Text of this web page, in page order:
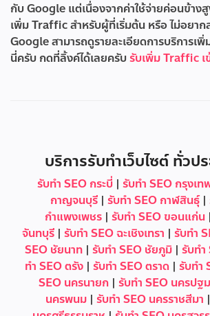
กับ Google แต่เนื่องจากค่าใช้จ่ายค่อนข้างสู
เพิ่ม Traffic สำหรับผู้ที่เริ่มต้น หรือ ไม่อยา
Google สามารถดูรายละเอียดการบริการเ
นี่ครับ กดที่ลิ้งค์ได้เลยครับรับเพิ่ม Traffic เ
บริการรับทำเว็บไซต์ ทั่วป
รับทำ SEO กระบี่ | รับทำ SEO กรุงเท
กาญจนบุรี| รับทำ SEO กาฬสินธุ์|
กำแพงเพชร| รับทำ SEO ขอนแก่น|
จันทบุรี | รับทำ SEO ฉะเชิงเทรา | รับทำ
SEO ชัยนาท | รับทำ SEO ชัยภูมิ | รับท
ทำ SEO ตรัง | รับทำ SEO ตราด | รับทำ
SEO นครนายก | รับทำ SEO นครปฐม
นครพนม | รับทำ SEO นครราชสีมา |